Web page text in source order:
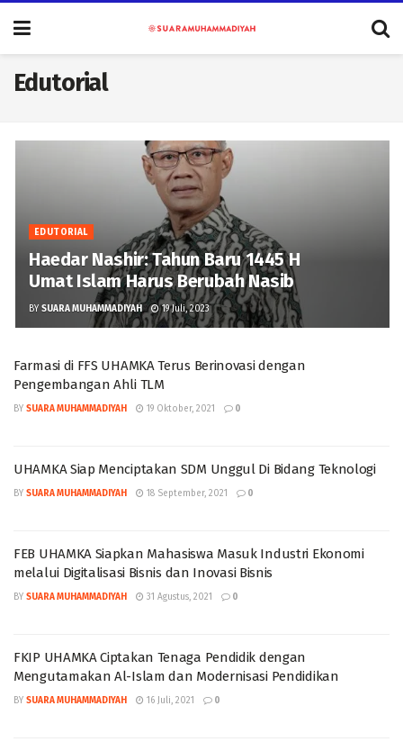
Edutorial
EDUTORIAL
Haedar Nashir: Tahun Baru 1445 H
Umat Islam Harus Berubah Nasib
BY SUARA MUHAMMADIYAH 19 Juli, 2023
Farmasi di FFS UHAMKA Terus Berinovasi dengan
Pengembangan Ahli TLM
BY SUARA MUHAMMADIYAH 19 Oktober, 2021 0
UHAMKA Siap Menciptakan SDM Unggul Di Bidang Teknologi
BY SUARA MUHAMMADIYAH 18 September, 2021 0
FEB UHAMKA Siapkan Mahasiswa Masuk Industri Ekonomi
melalui Digitalisasi Bisnis dan Inovasi Bisnis
BY SUARA MUHAMMADIYAH 31 Agustus, 2021 0
FKIP UHAMKA Ciptakan Tenaga Pendidik dengan
Mengutamakan Al-Islam dan Modernisasi Pendidikan
BY SUARA MUHAMMADIYAH 16 Juli, 2021 0